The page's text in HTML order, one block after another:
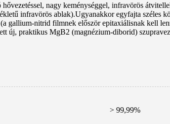
nagy keménységgel, infravörös
infravörös ablak).Ugyanakkor egyfajta széles
nitrid filmnek először epitaxiálisnak kell
új, praktikus MgB2 (magnézium-diborid)
> 99,99%